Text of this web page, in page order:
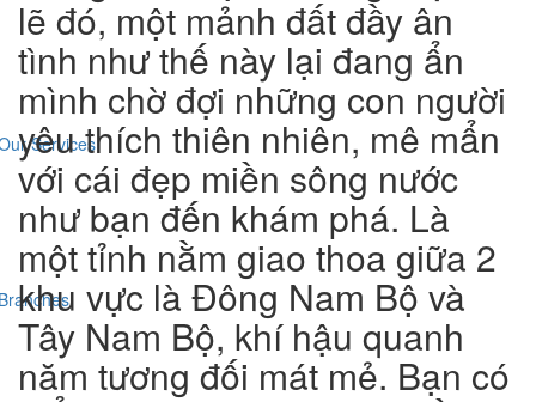
Services
lẽ đó, một mảnh đất đầy ân
tình như thế này lại đang ẩn
mình chờ đợi những con người
yêu thích thiên nhiên, mê mẩn
với cái đẹp miền sông nước
như bạn đến khám phá. Là
một tỉnh nằm giao thoa giữa 2
khu vực là Đông Nam Bộ và
Tây Nam Bộ, khí hậu quanh
năm tương đối mát mẻ. Bạn có